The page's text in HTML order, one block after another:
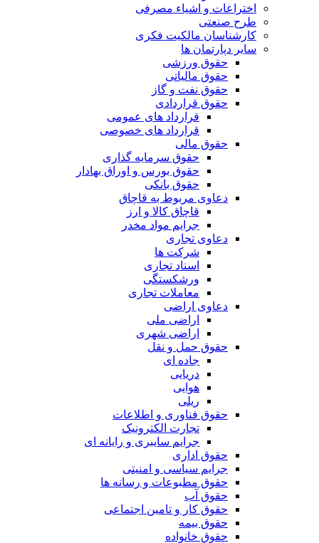
اختراعات و اشیاء مصرفی
طرح صنعتی
کارشناسان مالکیت فکری
سایر دپارتمان ها
حقوق ورزشی
حقوق مالیاتی
حقوق نفت و گاز
حقوق قراردادی
قرارداد های عمومی
قرارداد های خصوصی
حقوق مالی
حقوق سرمایه گذاری
حقوق بورس و اوراق بهادار
حقوق بانکی
دعاوی مربوط به قاچاق
قاچاق کالا و ارز
جرایم مواد مخدر
دعاوی تجاری
شرکت ها
اسناد تجاری
ورشکستگی
معاملات تجاری
دعاوی اراضی
اراضی ملی
اراضی شهری
حقوق حمل و نقل
جاده ای
دریایی
هوایی
ریلی
حقوق فناوری و اطلاعات
تجارت الکترونیک
جرایم سایبری و رایانه ای
حقوق اداری
جرایم سیاسی و امنیتی
حقوق مطبوعات و رسانه ها
حقوق آب
حقوق کار و تامین اجتماعی
حقوق بیمه
حقوق خانواده